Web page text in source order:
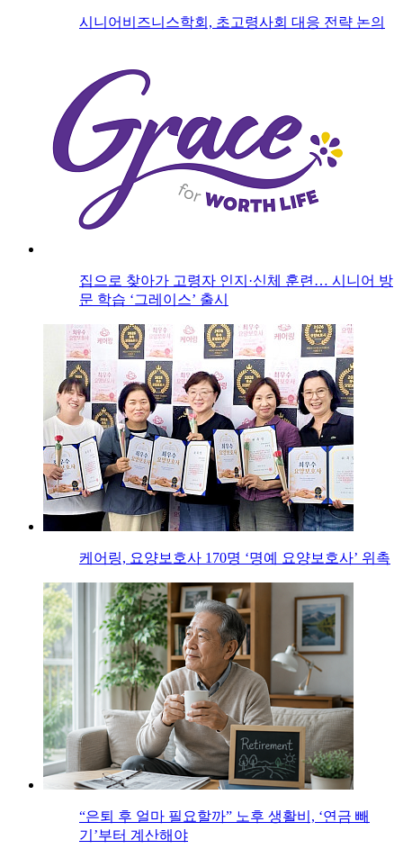
시니어비즈니스학회, 초고령사회 대응 전략 논의
집으로 찾아가 고령자 인지·신체 훈련… 시니어 방
문 학습 ‘그레이스’ 출시
케어링, 요양보호사 170명 ‘명예 요양보호사’ 위촉
“은퇴 후 얼마 필요할까” 노후 생활비, ‘연금 빼
기’부터 계산해야